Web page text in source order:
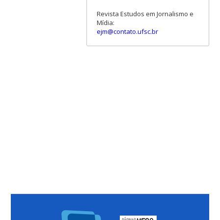
Revista Estudos em Jornalismo e
Mídia:
ejm@contato.ufsc.br